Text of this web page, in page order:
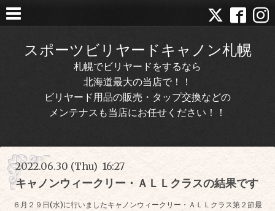
スポーツビリヤードキャノン札幌
札幌でビリヤードをするなら
北海道最大の当店で！！
ビリヤード用品の販売・タップ交換などの
メンテナスも当店にお任せください！！
2022.06.30 (Thu) 16:27
キャノンウィークリー・ＡＬＬクラスの結果です
６月２９日(水)に行いましたキャノンウィークリー・ＡＬＬクラス第２節最